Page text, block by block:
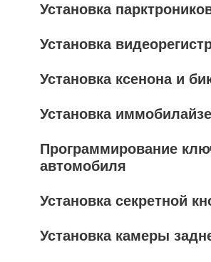
Установка
Установка
Установка ксенона и
Установка
Программирование
автомобиля
Установка секретной
Установка камеры